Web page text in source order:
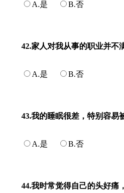
A.是 B.否
42.家人对我从事的职业并不
A.是 B.否
43.我的睡眠很差，特别容易
A.是 B.否
44.我时常觉得自己的头好痛